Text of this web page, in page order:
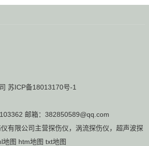
苏ICP备18013170号-1
邮箱：382850589@qq.com
有限公司主营探伤仪， 涡流探伤仪， 超声波探
地图 htm地图 txt地图